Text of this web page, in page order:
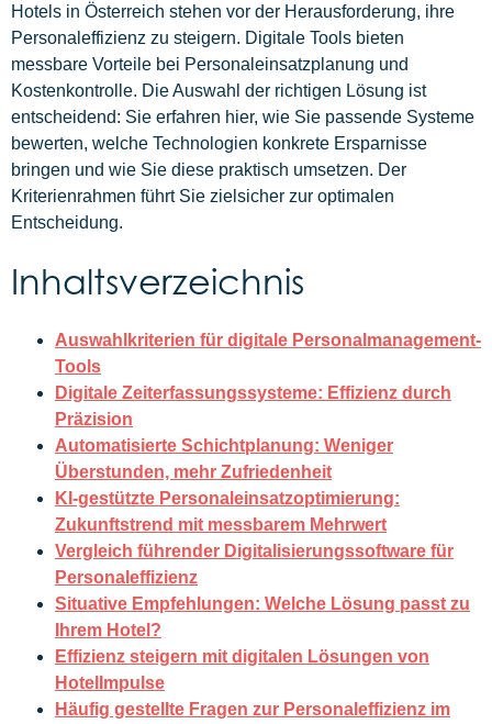
Hotels in Österreich stehen vor der Herausforderung, ihre
Personaleffizienz zu steigern. Digitale Tools bieten
messbare Vorteile bei Personaleinsatzplanung und
Kostenkontrolle. Die Auswahl der richtigen Lösung ist
entscheidend: Sie erfahren hier, wie Sie passende Systeme
bewerten, welche Technologien konkrete Ersparnisse
bringen und wie Sie diese praktisch umsetzen. Der
Kriterienrahmen führt Sie zielsicher zur optimalen
Entscheidung.
Inhaltsverzeichnis
Auswahlkriterien für digitale Personalmanagement-
Tools
Digitale Zeiterfassungssysteme: Effizienz durch
Präzision
Automatisierte Schichtplanung: Weniger
Überstunden, mehr Zufriedenheit
KI-gestützte Personaleinsatzoptimierung:
Zukunftstrend mit messbarem Mehrwert
Vergleich führender Digitalisierungssoftware für
Personaleffizienz
Situative Empfehlungen: Welche Lösung passt zu
Ihrem Hotel?
Effizienz steigern mit digitalen Lösungen von
HotelImpulse
Häufig gestellte Fragen zur Personaleffizienz im